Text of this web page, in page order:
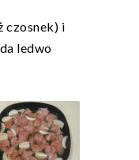
czosnek) i
ledwo